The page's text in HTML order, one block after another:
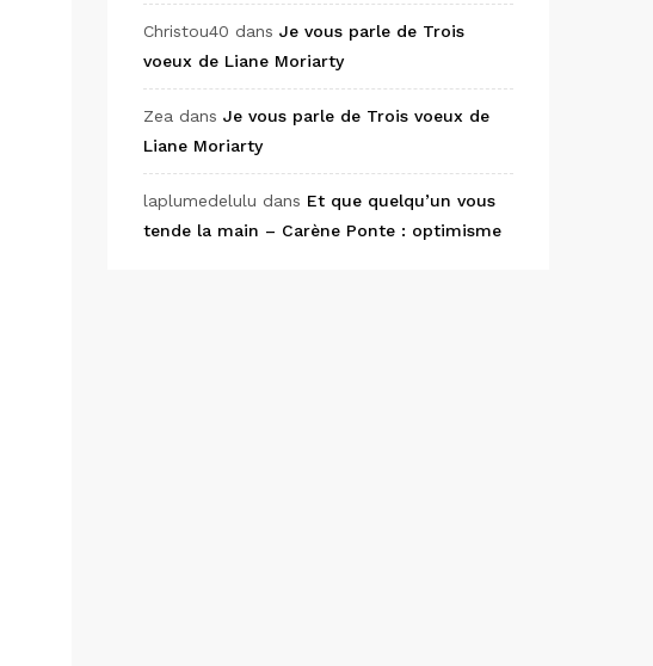
Christou40 dansJe vous parle de Trois
voeux de Liane Moriarty
Zea dansJe vous parle de Trois voeux de
Liane Moriarty
laplumedelulu dans Et que quelqu’un vous
tende la main – Carène Ponte : optimisme